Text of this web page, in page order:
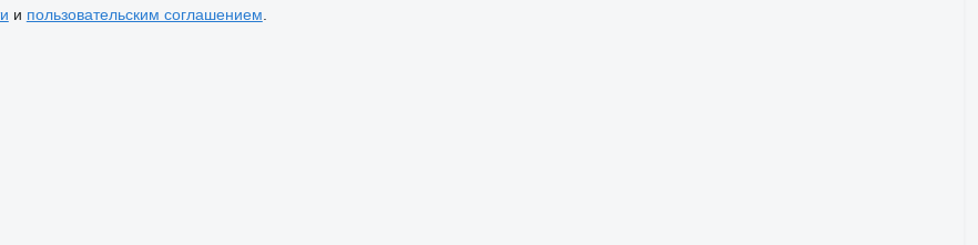
и пользовательским соглашением